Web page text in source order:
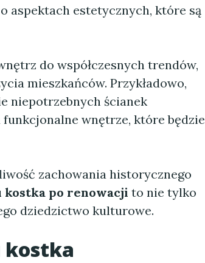
aspektach estetycznych, które są
do współczesnych trendów,
mieszkańców. Przykładowo,
niepotrzebnych ścianek
wnętrze, które będzie
zachowania historycznego
kostka po renowacji to nie tylko
dziedzictwo kulturowe.
kostka